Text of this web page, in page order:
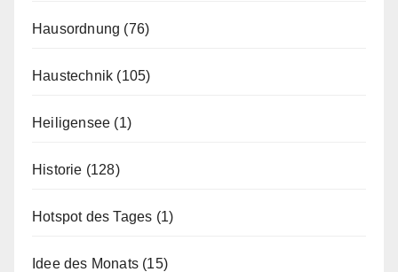
Hausordnung (76)
Haustechnik (105)
Heiligensee (1)
Historie (128)
Hotspot des Tages (1)
Idee des Monats (15)